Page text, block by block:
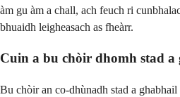
àm gu àm a chall, ach feuch ri
bhuaidh leigheasach as fheàrr.
Cuin a bu chòir dhomh stad
Bu chòir an co-dhùnadh stad a